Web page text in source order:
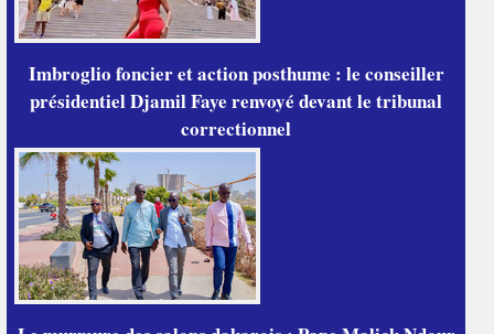
Imbroglio foncier et action posthume : le conseiller
présidentiel Djamil Faye renvoyé devant le tribunal
correctionnel